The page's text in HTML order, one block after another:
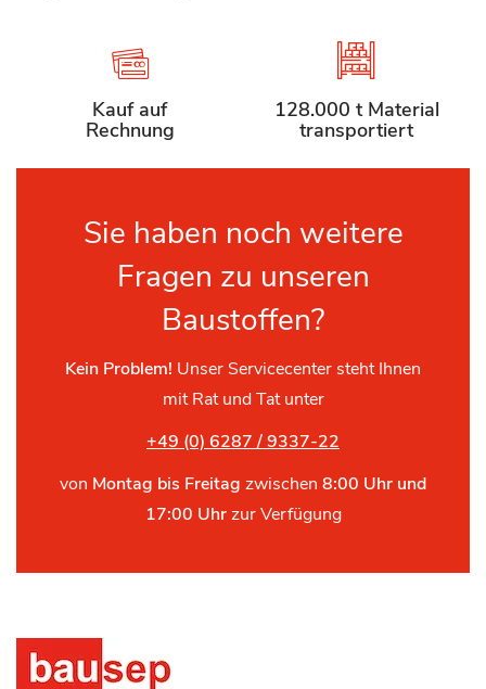
Kauf auf
Rechnung
128.000 t Material
transportiert
Sie haben noch weitere
Fragen zu unseren
Baustoffen?
Kein Problem! Unser Servicecenter steht Ihnen
mit Rat und Tat unter
+49 (0) 6287 / 9337-22
von Montag bis Freitag zwischen 8:00 Uhr und
17:00 Uhrzur Verfügung